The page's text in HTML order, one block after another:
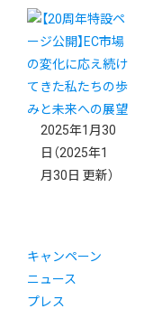
2025年1月30
日 （2025年1
月30日 更新）
キャンペーン
ニュース
プレス